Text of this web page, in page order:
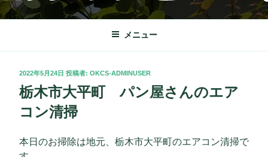
コ
ン
ン
OKクリーンサービス
栃木市を中心に理想の快適な暮らしをサポート致します。
メニュー
投
稿
日:
2022年5月24日 投稿者: OKCS-ADMINUSER
栃木市大平町 パン屋さんのエア
コン清掃
本日のお掃除は地元、栃木市大平町のエアコン清掃で